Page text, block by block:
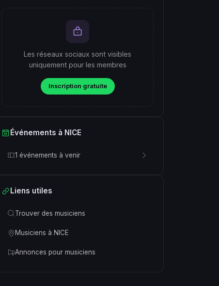
Les réseaux sociaux sont visibles
uniquement pour les membres
Inscription gratuite
Événements à NICE
1 événements à venir
Liens utiles
Trouver des musiciens
Musiciens à NICE
Annonces pour musiciens